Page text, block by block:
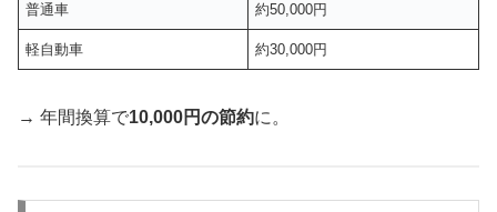
普通車 約50,000円
軽自動車 約30,000円
→ 年間換算で10,000円の節約に。